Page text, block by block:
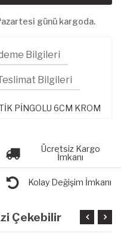
günü kargoda.
Bilgileri
Bilgileri
PİNGOLU 6CM KROM
Ücretsiz Kargo
İmkanı
Kolay Değişim İmkanı
Çekebilir